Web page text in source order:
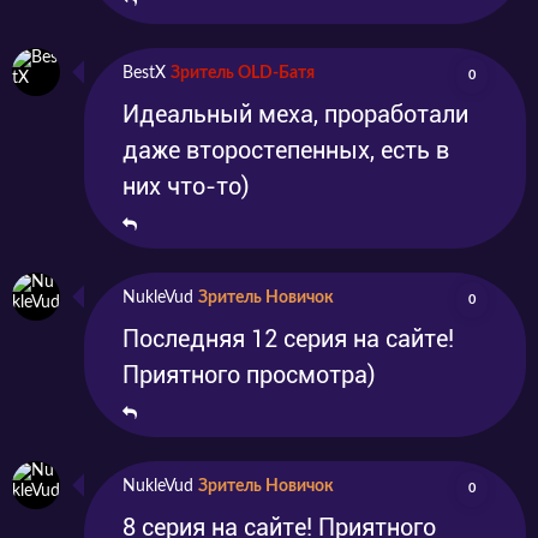
BestX Зритель OLD-Батя 0
Идеальный меха, проработали
даже второстепенных, есть в
них что-то)
NukleVud Зритель Новичок 0
Последняя 12 серия на сайте!
Приятного просмотра)
NukleVud Зритель Новичок 0
8 серия на сайте! Приятного